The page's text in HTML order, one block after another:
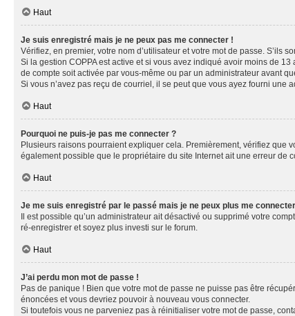
Haut
Je suis enregistré mais je ne peux pas me connecter !
Vérifiez, en premier, votre nom d’utilisateur et votre mot de passe. S’ils
Si la gestion COPPA est active et si vous avez indiqué avoir moins de
de compte soit activée par vous-même ou par un administrateur avant
Si vous n’avez pas reçu de courriel, il se peut que vous ayez fourni une
Haut
Pourquoi ne puis-je pas me connecter ?
Plusieurs raisons pourraient expliquer cela. Premièrement, vérifiez que
également possible que le propriétaire du site Internet ait une erreur de
Haut
Je me suis enregistré par le passé mais je ne peux plus me
Il est possible qu’un administrateur ait désactivé ou supprimé votre
ré-enregistrer et soyez plus investi sur le forum.
Haut
J’ai perdu mon mot de passe !
Pas de panique ! Bien que votre mot de passe ne puisse pas être
énoncées et vous devriez pouvoir à nouveau vous connecter.
Si toutefois vous ne parveniez pas à réinitialiser votre mot de passe,